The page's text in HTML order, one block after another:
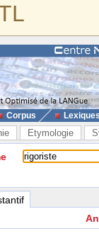
Corpus
Etymologie